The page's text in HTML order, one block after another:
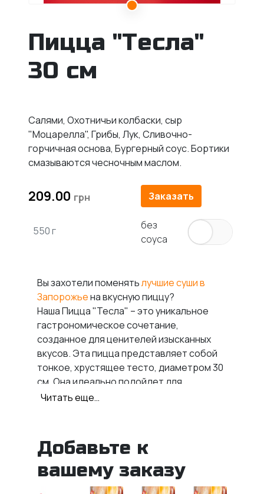
Пицца "Тесла"
30 см
Салями, Охотничьи колбаски, сыр
"Моцарелла", Грибы, Лук, Сливочно-
горчичная основа, Бургерный соус. Бортики
смазываются чесночным маслом.
209.00 Заказать
550 г
без
соуса
Вы захотели поменятьлучшие суши в
Запорожьена вкусную пиццу?
Наша Пицца "Тесла" – это уникальное
гастрономическое сочетание,
созданное для ценителей изысканных
вкусов. Эта пицца представляет собой
тонкое, хрустящее тесто, диаметром 30
см. Она идеально подойдет для
компании или просто для того, чтобы
Что входит в
пиццу «Тесла» ?
Читать еще…
Добавьте к
вашему заказу